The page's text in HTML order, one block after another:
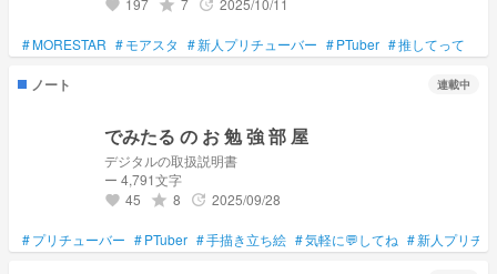
favorite 197 grade 7 update 2025/10/11
#MORESTAR #モアスタ #新人プリチューバー #PTuber #推してって
ノート 連載中
でみたる の お 勉 強 部 屋
デジタルの取扱説明書
ー 4,791文字
favorite 45 grade 8 update 2025/09/28
#プリチューバー #PTuber #手描き立ち絵 #気軽に💬してね #新人プリチ